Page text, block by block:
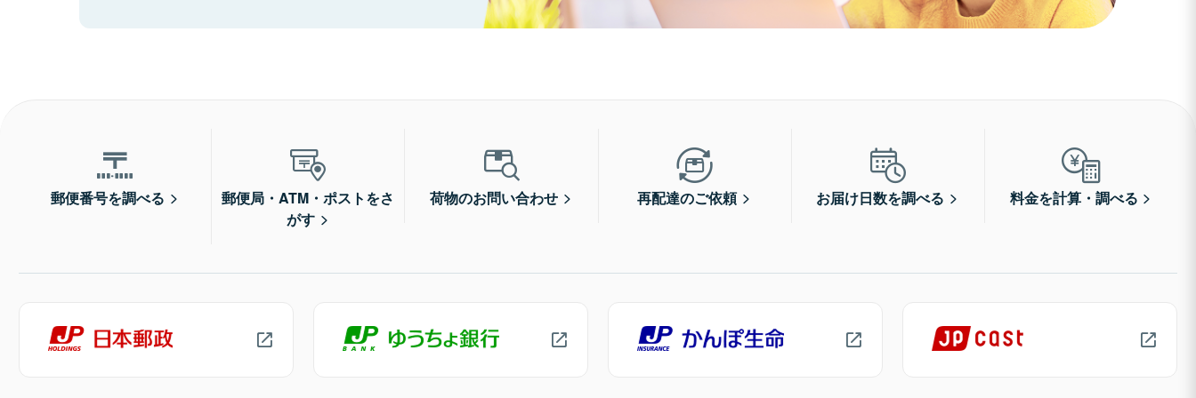
郵便番号を調べる
郵便局・ATM・ポストをさ
がす
荷物のお問い合わせ 再配達のご依頼 お届け日数を調べる 料金を計算・調べる